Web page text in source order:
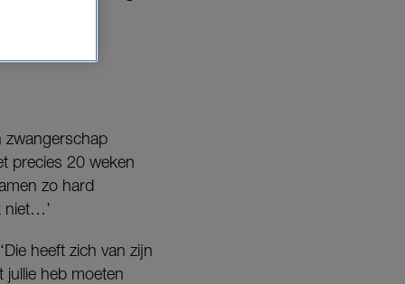
zwangerschap
precies 20 weken
zo hard
niet…’
heeft zich van zijn
jullie heb moeten